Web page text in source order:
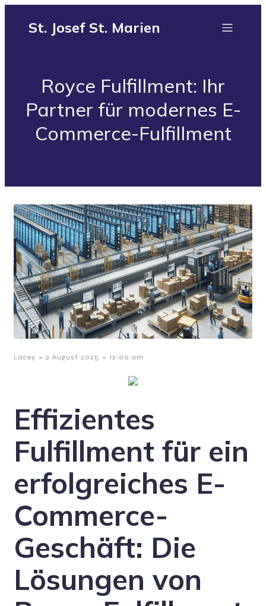
St. Josef St. Marien
Royce Fulfillment: Ihr
Partner für modernes E-
Commerce-Fulfillment
Lacey - 2 August 2025 - 12:00 am
Effizientes
Fulfillment für ein
erfolgreiches E-
Commerce-
Geschäft: Die
Lösungen von